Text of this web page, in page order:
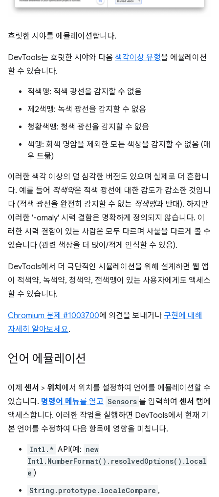
흐릿한 시야를 에뮬레이션합니다.
DevTools는 흐릿한 시야와 다음 색각이상 유형을 에뮬레이션
할 수 있습니다.
적색맹: 적색 광선을 감지할 수 없음
제2색맹: 녹색 광선을 감지할 수 없음
청황색맹: 청색 광선을 감지할 수 없음
색맹: 회색 명암을 제외한 모든 색상을 감지할 수 없음 (매
우 드묾)
이러한 색각 이상의 덜 심각한 버전도 있으며 실제로 더 흔합니
다. 예를 들어 적색약은 적색 광선에 대한 감도가 감소한 것입니
다 (적색 광선을 완전히 감지할 수 없는 적색맹과 반대). 하지만
이러한 '-omaly' 시력 결함은 명확하게 정의되지 않습니다. 이
러한 시력 결함이 있는 사람은 모두 다르며 사물을 다르게 볼 수
있습니다 (관련 색상을 더 많이/적게 인식할 수 있음).
DevTools에서 더 극단적인 시뮬레이션을 위해 설계하면 웹 앱
이 적색약, 녹색약, 청색약, 전색맹이 있는 사용자에게도 액세스
할 수 있습니다.
Chromium 문제 #1003700에 의견을 보내거나 구현에 대해
자세히 알아보세요.
언어 에뮬레이션
이제 센서 > 위치 에서 위치를 설정하여 언어를 에뮬레이션할 수
있습니다. 명령어 메뉴를 열고 Sensors 를 입력하여 센서 탭에
액세스합니다. 이러한 작업을 실행하면 DevTools에서 현재 기
본 언어를 수정하여 다음 항목에 영향을 미칩니다.
Intl.* API(예: new
Intl.NumberFormat().resolvedOptions().local
e )
String.prototype.localeCompare ,